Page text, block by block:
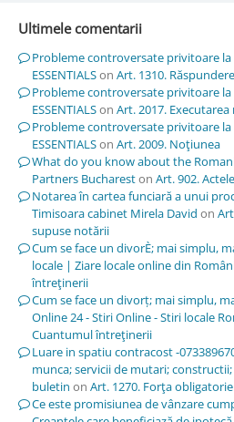
Ultimele comentarii
Probleme controversate privitoare
ESSENTIALSon Art. 1310.
Probleme controversate privitoare
ESSENTIALSon Art. 2017.
Probleme controversate privitoare
ESSENTIALSon Art. 2009. Noţiunea
What do you know about the
Partners Buchareston Art. 902.
Notarea în cartea funciară a unui
Timisoara cabinet Mirela David on
supuse notării
Cum se face un divorÈ; mai simplu,
locale | Ziare locale online din
întreţinerii
Cum se face un divorț; mai simplu,
Online 24 - Stiri Online - Stiri locale
Cuantumul întreţinerii
Luare in spatiu contracost -
munca; servicii de mutari;
buletin on Art. 1270. Forţa obligatorie
Ce este promisiunea de vânzare